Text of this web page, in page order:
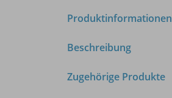
Produktinformationen
Beschreibung
Zugehörige Produkte